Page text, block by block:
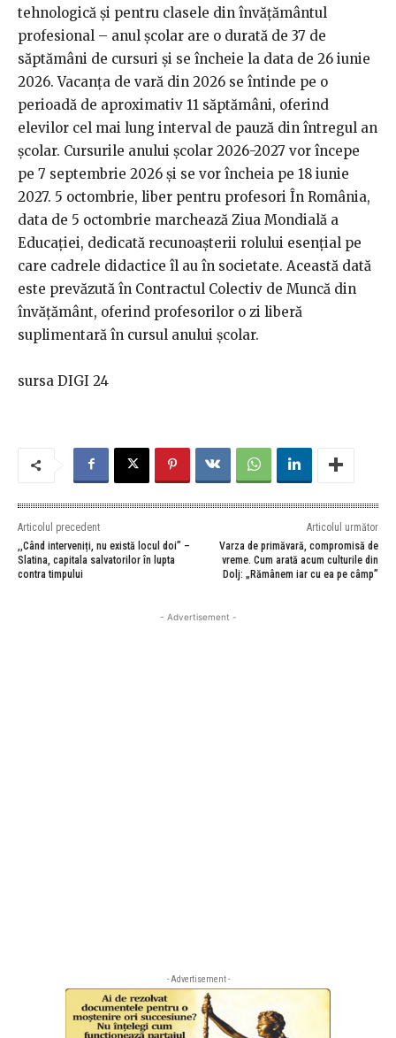
tehnologică şi pentru clasele din învăţământul
profesional – anul şcolar are o durată de 37 de
săptămâni de cursuri şi se încheie la data de 26 iunie
2026. Vacanța de vară din 2026 se întinde pe o
perioadă de aproximativ 11 săptămâni, oferind
elevilor cel mai lung interval de pauză din întregul an
școlar. Cursurile anului școlar 2026-2027 vor începe
pe 7 septembrie 2026 și se vor încheia pe 18 iunie
2027. 5 octombrie, liber pentru profesori În România,
data de 5 octombrie marchează Ziua Mondială a
Educației, dedicată recunoașterii rolului esențial pe
care cadrele didactice îl au în societate. Această dată
este prevăzută în Contractul Colectiv de Muncă din
învățământ, oferind profesorilor o zi liberă
suplimentară în cursul anului școlar.
sursa DIGI 24
Articolul precedent
,,Când interveniți, nu există locul doi” –
Slatina, capitala salvatorilor în lupta
contra timpului
Articolul următor
Varza de primăvară, compromisă de
vreme. Cum arată acum culturile din
Dolj: „Rămânem iar cu ea pe câmp”
- Advertisement -
- Advertisement -